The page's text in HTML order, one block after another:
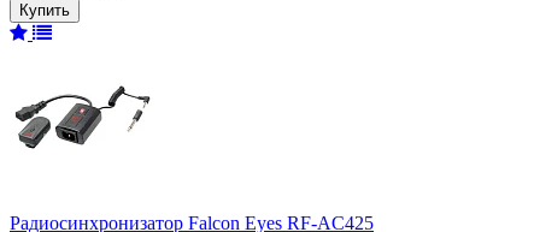
Радиосинхронизатор Falcon Eyes RF-AC425